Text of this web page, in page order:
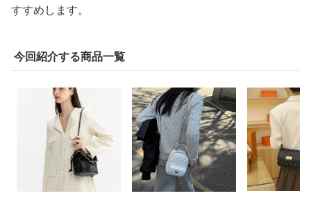
すすめします。
今回紹介する商品一覧